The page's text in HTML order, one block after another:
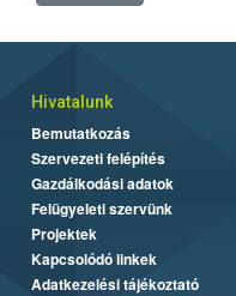
Hivatalunk
Bemutatkozás
Szervezeti felépítés
Gazdálkodási adatok
Felügyeleti szervünk
Projektek
Kapcsolódó linkek
Adatkezelési tájékoztató